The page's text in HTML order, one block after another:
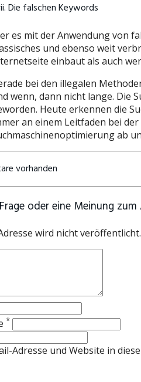
Die falschen Keywords
es mit der Anwendung von
und ebenso weit
einbaut als auch
bei den illegalen
wenn, dann nicht lange. Die
Heute erkennen die
an einem Leitfaden bei
ab
vorhanden
oder eine Meinung
wird nicht
*
Adresse und Website in